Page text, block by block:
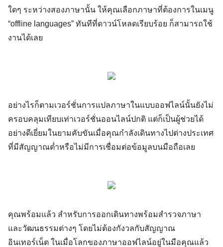
ใดๆ ระหว่างสองภาษานั้น ให้คุณเลือกภาษาที่ต้องการในเมนู
“offline languages” ทันทีที่ดาวน์โหลดเรียบร้อย ก็สามารถใช้
งานได้เลย
อย่างไรก็ตามเวอร์ชั่นการแปลภาษาในแบบออฟไลน์นั้นยังไม่
ครอบคลุมเทียบเท่าเวอร์ชั่นออนไลน์ปกติ แต่ก็เป็นผู้ช่วยได้
อย่างดีเยี่ยมในยามคับขันเมื่อคุณกำลังเดินทางไปต่างประเทศ
ที่มีสัญญาณต่ำหรือไม่มีการเชื่อมต่อข้อมูลบนมือถือเลย
คุณพร้อมเเล้ว สำหรับการออกเดินทางพร้อมสำรวจภาษา
และวัฒนธรรมต่างๆ โดยไม่ต้องกังวลกับสัญญาณ
อินเทอร์เน็ต ในเมื่อโลกของภาษาออฟไลน์อยู่ในมือคุณแล้ว